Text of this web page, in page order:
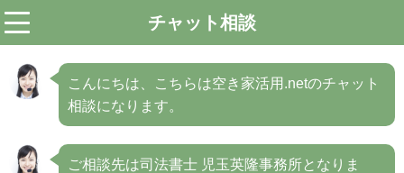
チャット相談
こんにちは、こちらは空き家活用.netのチャット
相談になります。
ご相談先は司法書士 児玉英隆事務所となりま